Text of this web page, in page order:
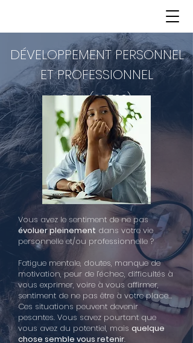
DÉVELOPPEMENT PERSONNEL
ET PROFESSIONNEL
Bron (69500)
Vous avez le sentiment de ne pas
évoluer pleinement dans votre vie
personnelle et/ou professionnelle ?
Fatigue mentale, doutes, manque de
motivation, peur de l’échec, difficultés à
vous exprimer, voire à vous affirmer,
sentiment de ne pas être à votre place…
Ces situations peuvent devenir
pesantes. Vous savez pourtant que
vous avez du potentiel, mais quelque
chose semble vous retenir.